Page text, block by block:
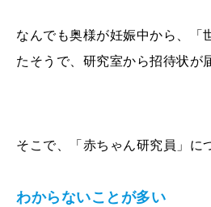
なんでも奥様が妊娠中から、「
たそうで、研究室から招待状が
そこで、「赤ちゃん研究員」に
わからないことが多い